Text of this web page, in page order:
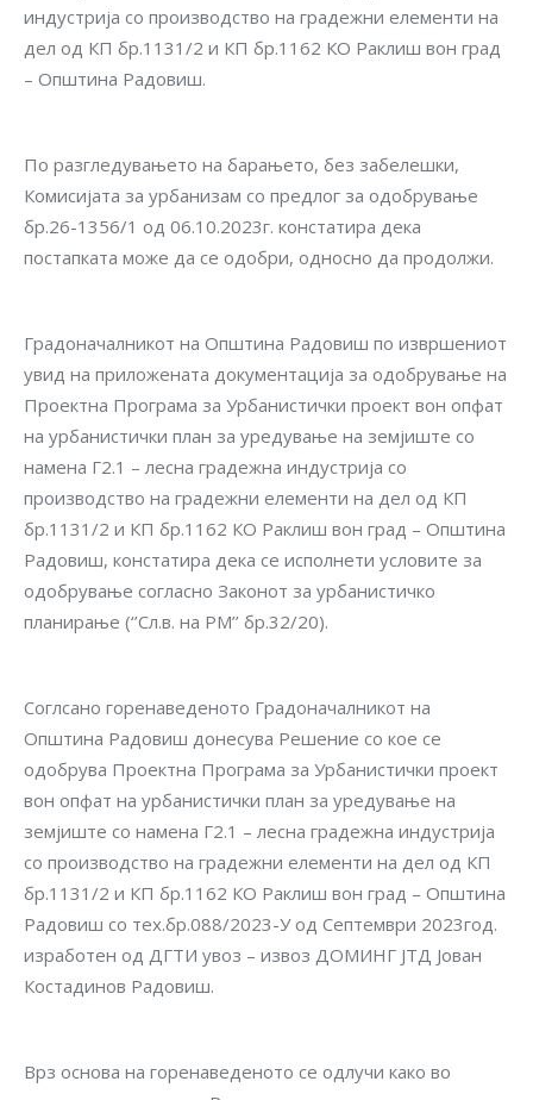
индустрија со производство на градежни елементи на
дел од КП бр.1131/2 и КП бр.1162 КО Раклиш вон град
– Општина Радовиш.
По разгледувањето на барањето, без забелешки,
Комисијата за урбанизам со предлог за одобрување
бр.26-1356/1 од 06.10.2023г. констатира дека
постапката може да се одобри, односно да продолжи.
Градоначалникот на Општина Радовиш по извршениот
увид на приложената документација за одобрување на
Проектна Програма за Урбанистички проект вон опфат
на урбанистички план за уредување на земјиште со
намена Г2.1 – лесна градежна индустрија со
производство на градежни елементи на дел од КП
бр.1131/2 и КП бр.1162 КО Раклиш вон град – Општина
Радовиш, констатира дека се исполнети условите за
одобрување согласно Законот за урбанистичко
планирање (‘’Сл.в. на РМ’’ бр.32/20).
Соглсано горенаведеното Градоначалникот на
Општина Радовиш донесува Решение со кое се
одобрува Проектна Програма за Урбанистички проект
вон опфат на урбанистички план за уредување на
земјиште со намена Г2.1 – лесна градежна индустрија
со производство на градежни елементи на дел од КП
бр.1131/2 и КП бр.1162 КО Раклиш вон град – Општина
Радовиш со тех.бр.088/2023-У од Септември 2023год.
изработен од ДГТИ увоз – извоз ДОМИНГ ЈТД Јован
Костадинов Радовиш.
Врз основа на горенаведеното се одлучи како во